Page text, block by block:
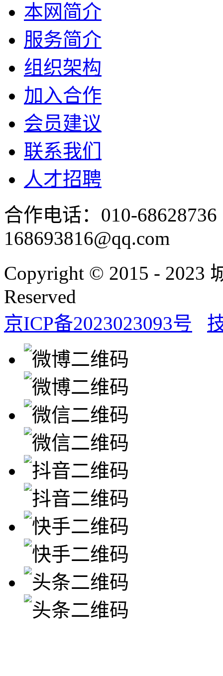
本网简介
服务简介
组织架构
加入合作
会员建议
联系我们
人才招聘
合作电话：010-
168693816@qq.com
Copyright © 2015 - 2023
Reserved
京ICP备2023023093号